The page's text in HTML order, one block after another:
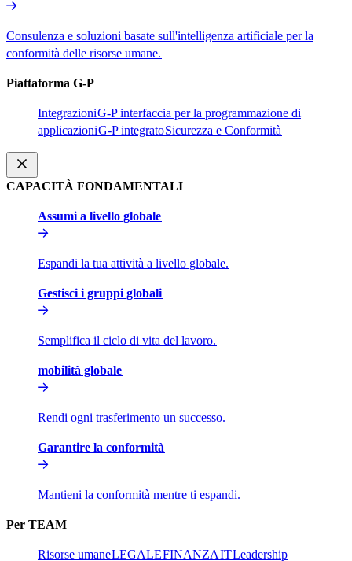
Consulenza e soluzioni basate sull'intelligenza artificiale per la
conformità delle risorse umane.​​
Piattaforma G-P​​
Integrazioni​​G-P interfaccia per la programmazione di
applicazioni​​G-P integrato​​Sicurezza e Conformità​​
CAPACITÀ FONDAMENTALI​​
Assumi a livello globale​​
Espandi la tua attività a livello globale.​​
Gestisci i gruppi globali​​
Semplifica il ciclo di vita del lavoro.​​
mobilità globale​​
Rendi ogni trasferimento un successo.​​
Garantire la conformità​​
Mantieni la conformità mentre ti espandi.​​
Per TEAM​​
Risorse umane​​LEGALE​​FINANZA​​IT​​Leadership​​